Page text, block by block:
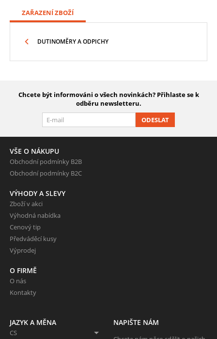
ZAŘAZENÍ ZBOŽÍ
DUTINOMĚRY A ODPICHY
Chcete být informováni o všech novinkách? Přihlaste se k
odběru newsletteru.
ODESLAT
VŠE O NÁKUPU
Obchodní podmínky B2B
Obchodní podmínky B2C
VÝHODY A SLEVY
Zboží v akci
Výhodná nabídka
Cenový tip
Předváděcí kusy
Výprodej
O FIRMĚ
O nás
Kontakty
JAZYK A MĚNA
CS
NAPIŠTE NÁM